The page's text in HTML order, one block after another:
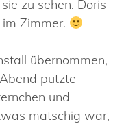
zu sehen. Doris
Zimmer.
übernommen,
putzte
und
matschig war,